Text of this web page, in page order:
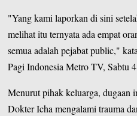
"Yang kami laporkan di sini
melihat itu ternyata ada empat
semua adalah pejabat public,"
Pagi Indonesia Metro TV, Sabtu
Menurut pihak keluarga, dugaan
Dokter Icha mengalami trauma